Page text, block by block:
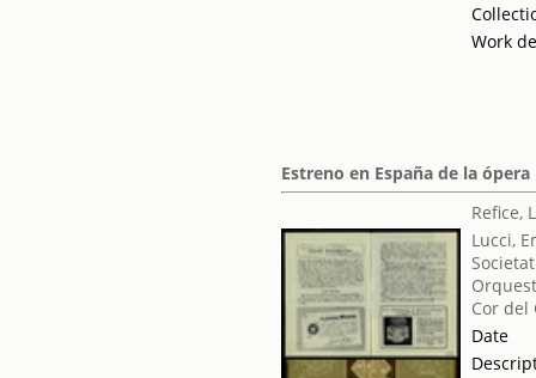
Work
Estreno en España de la
Refice,
Lucci,
Cor del
Date